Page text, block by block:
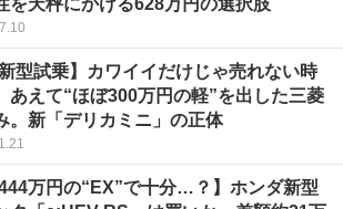
新型試乗】カワイイだけじゃ売れない時
あえて“ほぼ300万円の軽”を出した三菱
。新「デリカミニ」の正体
444万円の“EX”で十分…？】ホンダ新型